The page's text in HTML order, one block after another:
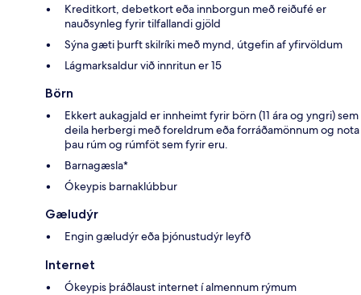
Kreditkort, debetkort eða innborgun með reiðufé er
nauðsynleg fyrir tilfallandi gjöld
Sýna gæti þurft skilríki með mynd, útgefin af yfirvöldum
Lágmarksaldur við innritun er 15
Börn
Ekkert aukagjald er innheimt fyrir börn (11 ára og yngri) sem
deila herbergi með foreldrum eða forráðamönnum og nota
þau rúm og rúmföt sem fyrir eru.
Barnagæsla*
Ókeypis barnaklúbbur
Gæludýr
Engin gæludýr eða þjónustudýr leyfð
Internet
Ókeypis þráðlaust internet í almennum rýmum